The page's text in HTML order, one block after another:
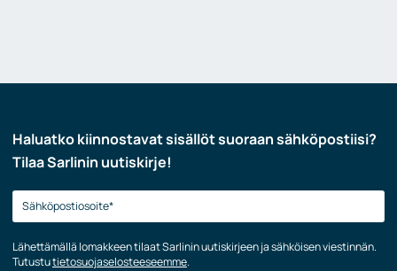
Haluatko kiinnostavat sisällöt suoraan sähköpostiisi?
Tilaa Sarlinin uutiskirje!
Lähettämällä lomakkeen tilaat Sarlinin uutiskirjeen ja sähköisen viestinnän.
Tutustutietosuojaselosteeseemme.